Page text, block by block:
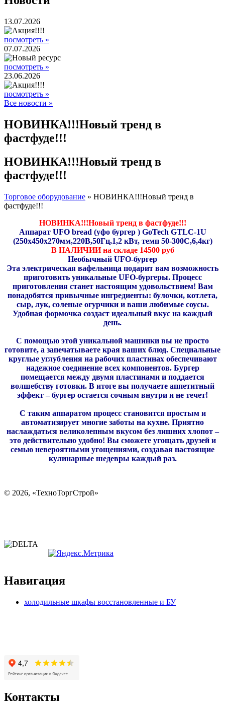
13.07.2026
посмотреть »
07.07.2026
посмотреть »
23.06.2026
посмотреть »
Все новости »
НОВИНКА!!!Новый тренд в
фастфуде!!!
НОВИНКА!!!Новый тренд в
фастфуде!!!
Торговое оборудование » НОВИНКА!!!Новый тренд в
фастфуде!!!
НОВИНКА!!!Новый тренд в фастфуде!!!
Аппарат UFO bread (уфо бургер ) GoTech GTLC-1U
(250х450х270мм,220В,50Гц,1,2 кВт, темп 50-300С,6,4кг)
В НАЛИЧИИ на складе 14500 руб
Необычный UFO-бургер
Эта электрическая вафельница подарит вам возможность
приготовить уникальные UFO-бургеры. Процесс
приготовления станет настоящим удовольствием! Вам
понадобятся привычные ингредиенты: булочки, котлета,
сыр, лук, соленые огурчики и ваши любимые соусы.
Удобная формочка создаст идеальный вкус на каждый
день.
С помощью этой уникальной машинки вы не просто
готовите, а запечатываете края ваших блюд. Специальные
круглые углубления на рабочих пластинах обеспечивают
надежное соединение всех компонентов. Бургер
помещается между двумя пластинами и поддается
волшебству готовки. В итоге вы получаете аппетитный
эффект – бургер остается сочным внутри и не течет!
С таким аппаратом процесс становится простым и
автоматизирует многие заботы на кухне. Приятно
наслаждаться великолепным вкусом без лишних хлопот –
это действительно удобно! Вы сможете угощать друзей и
семью невероятными угощениями, создавая настоящие
кулинарные шедевры каждый раз.
© 2026, «ТехноТоргСтрой»
Навигация
холодильные шкафы восстановленные и БУ
Контакты